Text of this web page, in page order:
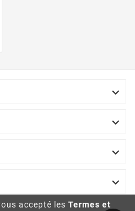
accepté les Termes et



